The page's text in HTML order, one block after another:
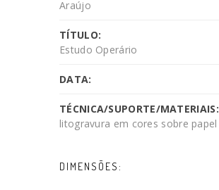
Araújo
TÍTULO:
Estudo Operário
DATA:
TÉCNICA/SUPORTE/MATERIAIS:
litogravura em cores sobre papel
DIMENSÕES: